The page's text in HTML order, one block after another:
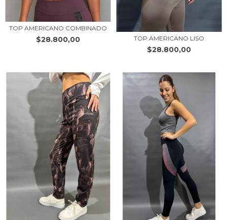
TOP AMERICANO COMBINADO
$28.800,00 TOP AMERICANO LISO
$28.800,00